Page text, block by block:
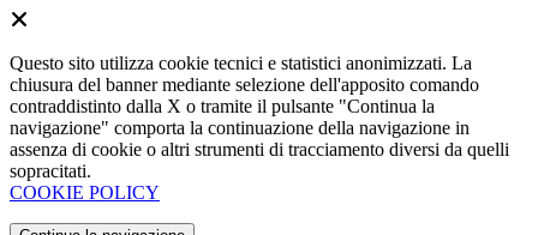
Questo sito utilizza cookie tecnici e statistici anonimizzati. La
chiusura del banner mediante selezione dell'apposito comando
contraddistinto dalla X o tramite il pulsante "Continua la
navigazione" comporta la continuazione della navigazione in
assenza di cookie o altri strumenti di tracciamento diversi da quelli
sopracitati.
COOKIE POLICY